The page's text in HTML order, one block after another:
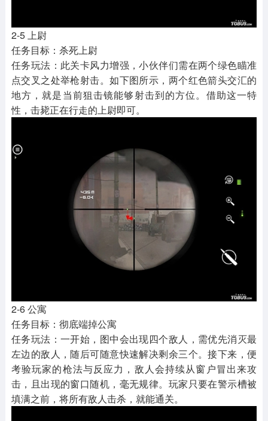
2-5 上尉
任务目标：杀死上尉
任务玩法：此关卡风力增强，小伙伴们需在两个绿色瞄准
点交叉之处举枪射击。如下图所示，两个红色箭头交汇的
地方，就是当前狙击镜能够射击到的方位。借助这一特
性，击毙正在行走的上尉即可。
2-6 公寓
任务目标：彻底端掉公寓
任务玩法：一开始，图中会出现四个敌人，需优先消灭最
左边的敌人，随后可随意快速解决剩余三个。接下来，便
考验玩家的枪法与反应力，敌人会持续从窗户冒出来攻
击，且出现的窗口随机，毫无规律。玩家只要在警示槽被
填满之前，将所有敌人击杀，就能通关。